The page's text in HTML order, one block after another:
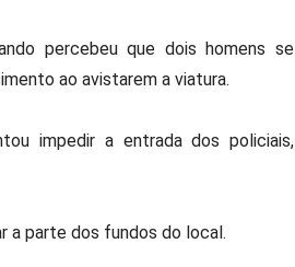
percebeu que dois homens se
ao avistarem a viatura.
impedir a entrada dos policiais,
a parte dos fundos do local.